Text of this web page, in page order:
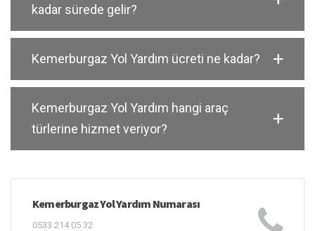
kadar sürede gelir?
Kemerburgaz Yol Yardım ücreti ne kadar?
Kemerburgaz Yol Yardım hangi araç
türlerine hizmet veriyor?
Kemerburgaz Yol Yardım Numarası
0533 214 05 32